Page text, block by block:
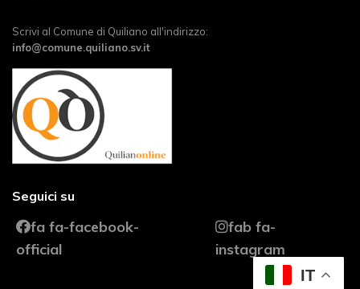
IT
Scrivi al Comune di Quiliano all'indirizzo:
info@comune.quiliano.sv.it
Seguici su
fa fa-facebook-
official
fab fa-
instagram